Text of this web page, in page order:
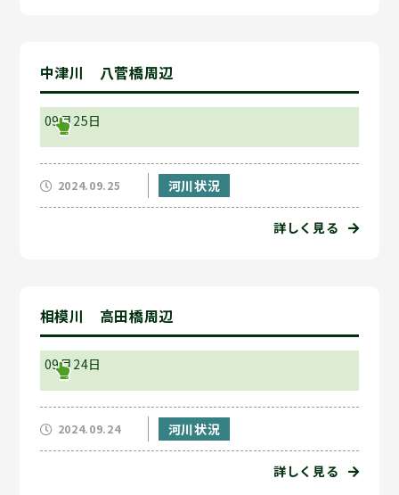
中津川 八菅橋周辺
09月25日
2024.09.25 河川状況
詳しく見る
相模川 高田橋周辺
09月24日
2024.09.24 河川状況
詳しく見る